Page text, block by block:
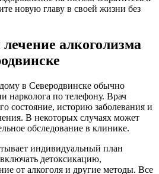
новую главу в своей жизни без
алкоголизма
в Северодвинске обычно
нарколога по телефону. Врач
состояние, историю заболевания и
В некоторых случаях может
обследование в клинике.
индивидуальный план
детоксикацию,
от алкоголя и другие методы. Все